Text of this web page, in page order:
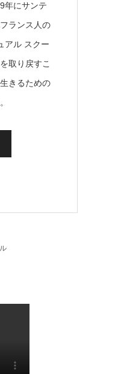
年にサンテ
ランス人の
アル スクー
取り戻すこ
きるための